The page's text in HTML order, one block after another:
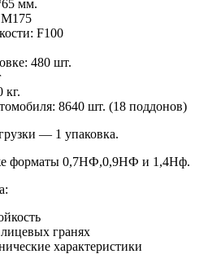
мм.
М175
F100
480 шт.
кг.
8640 шт. (18 поддонов)
— 1 упаковка.
форматы 0,7НФ,0,9НФ и 1,4Нф.
гранях
характеристики